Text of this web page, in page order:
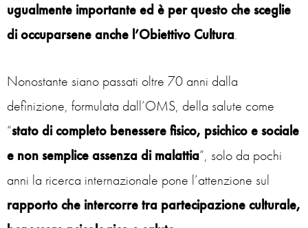
ugualmente importante ed è per questo che sceglie
di occuparsene anche l’Obiettivo Cultura.
Nonostante siano passati oltre 70 anni dalla
definizione, formulata dall’OMS, della salute come
“stato di completo benessere fisico, psichico e sociale
e non semplice assenza di malattia”, solo da pochi
anni la ricerca internazionale pone l’attenzione sul
rapporto che intercorre tra partecipazione culturale,